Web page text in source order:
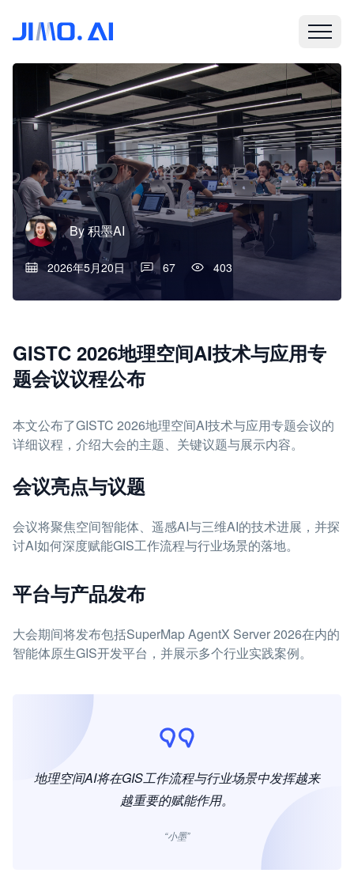
By积墨AI
2026年5月20日 67 403
GISTC 2026地理空间AI技术与应用专
题会议议程公布
本文公布了GISTC 2026地理空间AI技术与应用专题会议的
详细议程，介绍大会的主题、关键议题与展示内容。
会议亮点与议题
会议将聚焦空间智能体、遥感AI与三维AI的技术进展，并探
讨AI如何深度赋能GIS工作流程与行业场景的落地。
平台与产品发布
大会期间将发布包括SuperMap AgentX Server 2026在内的
智能体原生GIS开发平台，并展示多个行业实践案例。
地理空间AI将在GIS工作流程与行业场景中发挥越来
越重要的赋能作用。
“小墨”